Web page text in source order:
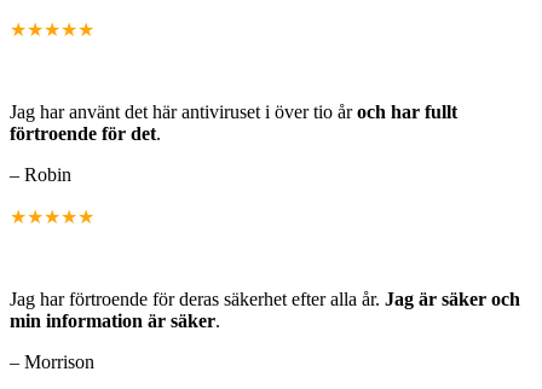
★★★★★
Jag har använt det här antiviruset i över tio åroch har fullt
förtroende för det.
– Robin
★★★★★
Jag har förtroende för deras säkerhet efter alla år. Jag är säker och
min information är säker.
– Morrison